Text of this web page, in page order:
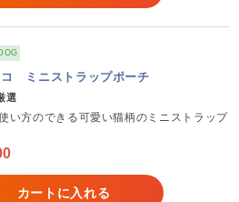
ミニストラップポーチ
選
い方のできる可愛い猫柄のミニストラップ
カートに入れる